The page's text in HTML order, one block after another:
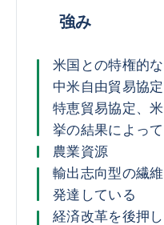
強み
米国との特権的
中米自由貿易協
特恵貿易協定、
挙の結果によっ
農業資源
輸出志向型の繊
発達している
経済改革を後押